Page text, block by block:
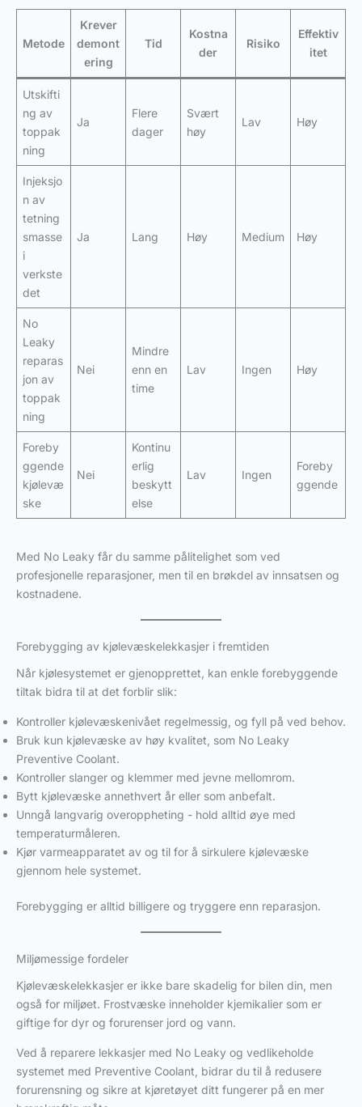
Metode
Krever
demont
ering
Tid
Kostna
der
Risiko
Effektiv
itet
Utskifti
ng av
toppak
ning
Ja
Flere
dager
Svært
høy
Lav Høy
Injeksjo
n av
tetning
smasse
i
verkste
det
Ja Lang Høy Medium Høy
No
Leaky
reparas
jon av
toppak
ning
Nei
Mindre
enn en
time
Lav Ingen Høy
Foreby
ggende
kjølevæ
ske
Nei
Kontinu
erlig
beskytt
else
Lav Ingen
Foreby
ggende
Med No Leaky får du samme pålitelighet som ved
profesjonelle reparasjoner, men til en brøkdel av innsatsen og
kostnadene.
Forebygging av kjølevæskelekkasjer i fremtiden
Når kjølesystemet er gjenopprettet, kan enkle forebyggende
tiltak bidra til at det forblir slik:
Kontroller kjølevæskenivået regelmessig, og fyll på ved behov.
Bruk kun kjølevæske av høy kvalitet, som No Leaky
Preventive Coolant.
Kontroller slanger og klemmer med jevne mellomrom.
Bytt kjølevæske annethvert år eller som anbefalt.
Unngå langvarig overoppheting - hold alltid øye med
temperaturmåleren.
Kjør varmeapparatet av og til for å sirkulere kjølevæske
gjennom hele systemet.
Forebygging er alltid billigere og tryggere enn reparasjon.
Miljømessige fordeler
Kjølevæskelekkasjer er ikke bare skadelig for bilen din, men
også for miljøet. Frostvæske inneholder kjemikalier som er
giftige for dyr og forurenser jord og vann.
Ved å reparere lekkasjer med No Leaky og vedlikeholde
systemet med Preventive Coolant, bidrar du til å redusere
forurensning og sikre at kjøretøyet ditt fungerer på en mer